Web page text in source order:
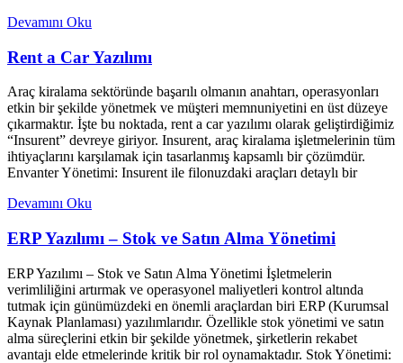
Devamını Oku
Rent a Car Yazılımı
Araç kiralama sektöründe başarılı olmanın anahtarı, operasyonları
etkin bir şekilde yönetmek ve müşteri memnuniyetini en üst düzeye
çıkarmaktır. İşte bu noktada, rent a car yazılımı olarak geliştirdiğimiz
“Insurent” devreye giriyor. Insurent, araç kiralama işletmelerinin tüm
ihtiyaçlarını karşılamak için tasarlanmış kapsamlı bir çözümdür.
Envanter Yönetimi: Insurent ile filonuzdaki araçları detaylı bir
Devamını Oku
ERP Yazılımı – Stok ve Satın Alma Yönetimi
ERP Yazılımı – Stok ve Satın Alma Yönetimi İşletmelerin
verimliliğini artırmak ve operasyonel maliyetleri kontrol altında
tutmak için günümüzdeki en önemli araçlardan biri ERP (Kurumsal
Kaynak Planlaması) yazılımlarıdır. Özellikle stok yönetimi ve satın
alma süreçlerini etkin bir şekilde yönetmek, şirketlerin rekabet
avantajı elde etmelerinde kritik bir rol oynamaktadır. Stok Yönetimi: